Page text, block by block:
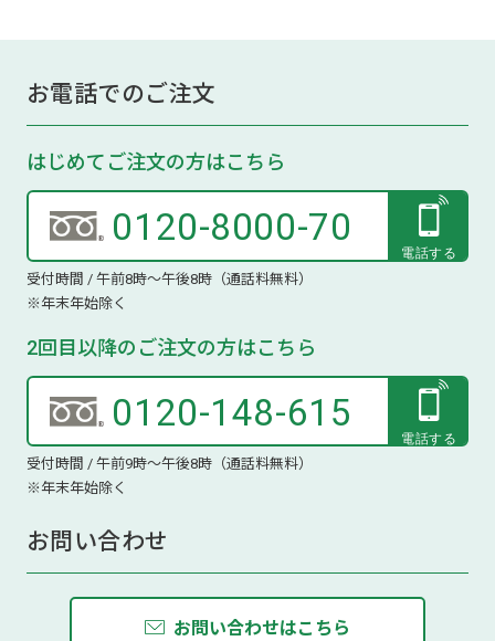
お電話でのご注文
はじめてご注文の方はこちら
0120-8000-70
受付時間 / 午前8時～午後8時（通話料無料）
※年末年始除く
2回目以降のご注文の方はこちら
0120-148-615
受付時間 / 午前9時～午後8時（通話料無料）
※年末年始除く
お問い合わせ
お問い合わせはこちら